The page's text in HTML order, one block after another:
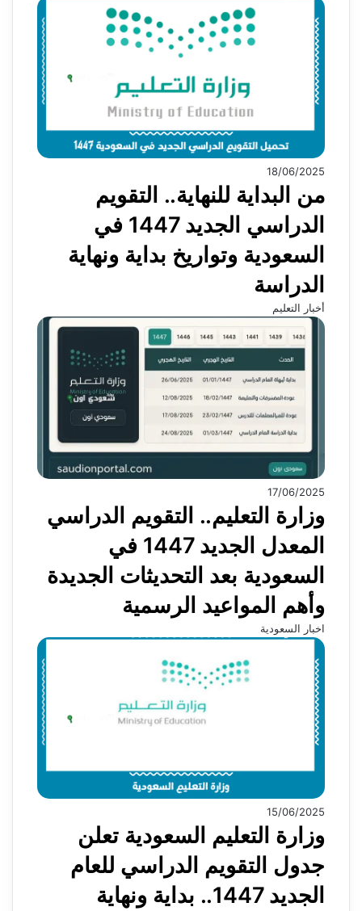
18/06/2025
من البداية للنهاية.. التقويم
الدراسي الجديد 1447 في
السعودية وتواريخ بداية ونهاية
الدراسة
أخبار التعليم
17/06/2025
وزارة التعليم.. التقويم الدراسي
المعدل الجديد 1447 في
السعودية بعد التحديثات الجديدة
وأهم المواعيد الرسمية
اخبار السعودية
15/06/2025
وزارة التعليم السعودية تعلن
جدول التقويم الدراسي للعام
الجديد 1447.. بداية ونهاية